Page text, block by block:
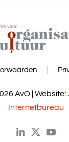
AvO | Website:
Internetbureau